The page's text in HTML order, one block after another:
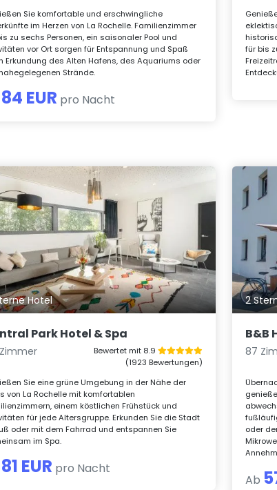
Sie komfortable und erschwingliche
im Herzen von La Rochelle. Familienzimmer
zu sechs Personen, ein saisonaler Pool und
vor Ort sorgen für Entspannung und Spaß
Erkundung des Alten Hafens, des Aquariums oder
Strände.
84 EUR pro Nacht
für bis
Hotel
Park Hotel & Spa
Bewertet mit 8.9
(1923 Bewertungen)
Sie eine grüne Umgebung in der Nähe der
von La Rochelle mit komfortablen
einem köstlichen Frühstück und
für jede Altersgruppe. Erkunden Sie die Stadt
oder mit dem Fahrrad und entspannen Sie
im Spa.
81 EUR pro Nacht
2
B&B
87
oder
Ab